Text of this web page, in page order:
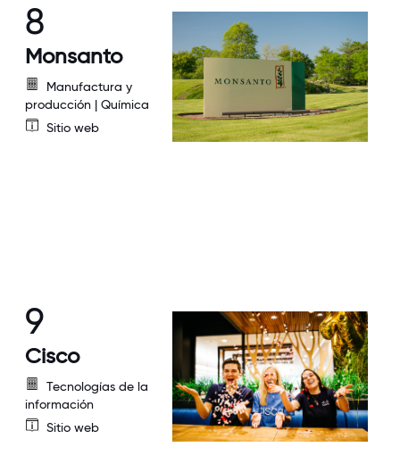
8
Monsanto
Manufactura y
producción | Química
Sitio web
9
Cisco
Tecnologías de la
información
Sitio web